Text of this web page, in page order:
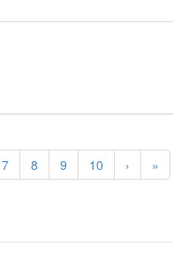
7 8 9 10 › »